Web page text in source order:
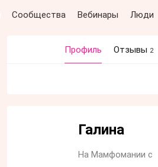
Сообщества Вебинары Люди
Профиль Отзывы 2
Галина
На Мамфомании с